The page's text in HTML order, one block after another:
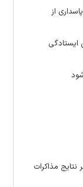
از
ایستادگی
نتایج مذاکرات